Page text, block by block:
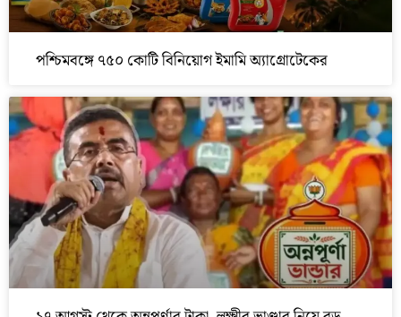
পশ্চিমবঙ্গে ৭৫০ কোটি বিনিয়োগ ইমামি অ্যাগ্রোটেকের